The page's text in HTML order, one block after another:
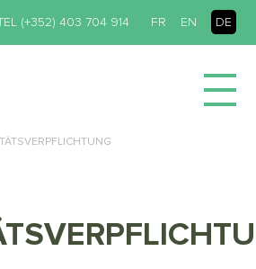
FR EN DE
(+352) 403 704 914